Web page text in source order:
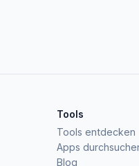
Tools
Tools entdecken
Apps
Blog